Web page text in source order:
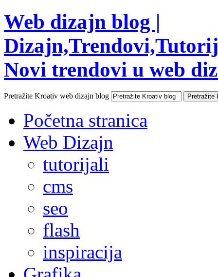
Web dizajn blog |
Novi trendovi u web
Pretražite Kroativ web dizajn blog
Početna stranica
Web Dizajn
tutorijali
cms
seo
flash
inspiracija